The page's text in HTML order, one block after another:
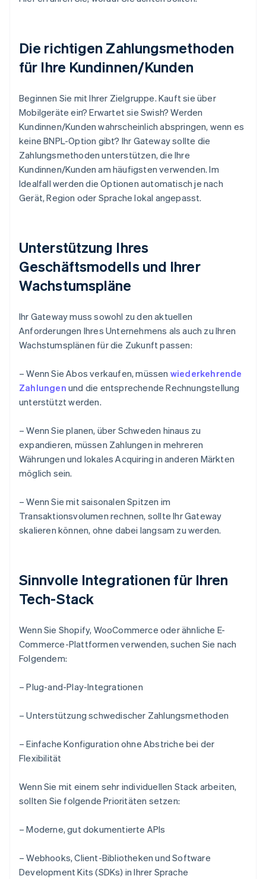
Die richtigen Zahlungsmethoden
für Ihre Kundinnen/Kunden
Beginnen Sie mit Ihrer Zielgruppe. Kauft sie über
Mobilgeräte ein? Erwartet sie Swish? Werden
Kundinnen/Kunden wahrscheinlich abspringen, wenn es
keine BNPL-Option gibt? Ihr Gateway sollte die
Zahlungsmethoden unterstützen, die Ihre
Kundinnen/Kunden am häufigsten verwenden. Im
Idealfall werden die Optionen automatisch je nach
Gerät, Region oder Sprache lokal angepasst.
Unterstützung Ihres
Geschäftsmodells und Ihrer
Wachstumspläne
Ihr Gateway muss sowohl zu den aktuellen
Anforderungen Ihres Unternehmens als auch zu Ihren
Wachstumsplänen für die Zukunft passen:
– Wenn Sie Abos verkaufen, müssen wiederkehrende
Zahlungen und die entsprechende Rechnungstellung
unterstützt werden.
– Wenn Sie planen, über Schweden hinaus zu
expandieren, müssen Zahlungen in mehreren
Währungen und lokales Acquiring in anderen Märkten
möglich sein.
– Wenn Sie mit saisonalen Spitzen im
Transaktionsvolumen rechnen, sollte Ihr Gateway
skalieren können, ohne dabei langsam zu werden.
Sinnvolle Integrationen für Ihren
Tech-Stack
Wenn Sie Shopify, WooCommerce oder ähnliche E-
Commerce-Plattformen verwenden, suchen Sie nach
Folgendem:
– Plug-and-Play-Integrationen
– Unterstützung schwedischer Zahlungsmethoden
– Einfache Konfiguration ohne Abstriche bei der
Flexibilität
Wenn Sie mit einem sehr individuellen Stack arbeiten,
sollten Sie folgende Prioritäten setzen:
– Moderne, gut dokumentierte APIs
– Webhooks, Client-Bibliotheken und Software
Development Kits (SDKs) in Ihrer Sprache